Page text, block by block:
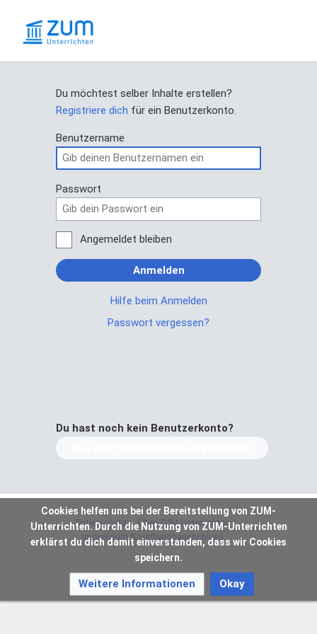
Du möchtest selber Inhalte erstellen?
Registriere dich für ein Benutzerkonto.
Benutzername
Passwort
Angemeldet bleiben
Anmelden
Hilfe beim Anmelden
Passwort vergessen?
Du hast noch kein Benutzerkonto?
Datenschutz
Über ZUM-Unterrichten
Impressum & Haftungsausschluss
Cookies helfen uns bei der Bereitstellung von ZUM-
Unterrichten. Durch die Nutzung von ZUM-Unterrichten
erklärst du dich damit einverstanden, dass wir Cookies
speichern.
Weitere Informationen Okay